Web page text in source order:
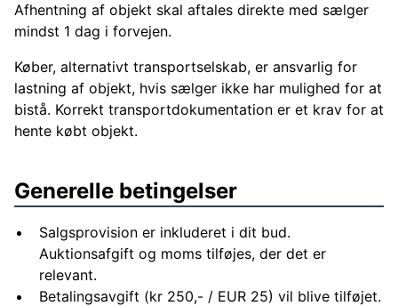
Afhentning af objekt skal aftales direkte med sælger
mindst 1 dag i forvejen.
Køber, alternativt transportselskab, er ansvarlig for
lastning af objekt, hvis sælger ikke har mulighed for at
bistå. Korrekt transportdokumentation er et krav for at
hente købt objekt.
Generelle betingelser
Salgsprovision er inkluderet i dit bud.
Auktionsafgift og moms tilføjes, der det er
relevant.
Betalingsavgift (kr 250,- / EUR 25) vil blive tilføjet.